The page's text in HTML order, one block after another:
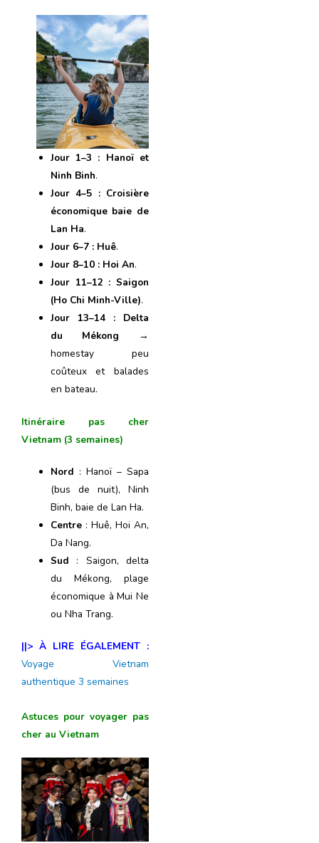
Jour 1–3 : Hanoï et
Ninh Binh.
Jour 4–5 : Croisière
économique baie de
Lan Ha.
Jour 6–7 : Huê.
Jour 8–10 : Hoi An.
Jour 11–12 : Saigon
(Ho Chi Minh-Ville).
Jour 13–14 : Delta
du Mékong →
homestay peu
coûteux et balades
en bateau.
Itinéraire pas cher
Vietnam (3 semaines)
Nord : Hanoï – Sapa
(bus de nuit), Ninh
Binh, baie de Lan Ha.
Centre : Huê, Hoi An,
Da Nang.
Sud : Saigon, delta
du Mékong, plage
économique à Mui Ne
ou Nha Trang.
||> À LIRE ÉGALEMENT :
Voyage Vietnam
authentique 3 semaines
Astuces pour voyager pas
cher au Vietnam